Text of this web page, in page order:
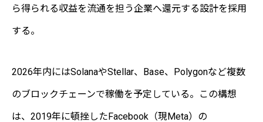
ら得られる収益を流通を担う企業へ還元する設計を採用
する。
2026年内にはSolanaやStellar、Base、Polygonなど複数
のブロックチェーンで稼働を予定している。この構想
は、2019年に頓挫したFacebook（現Meta）の